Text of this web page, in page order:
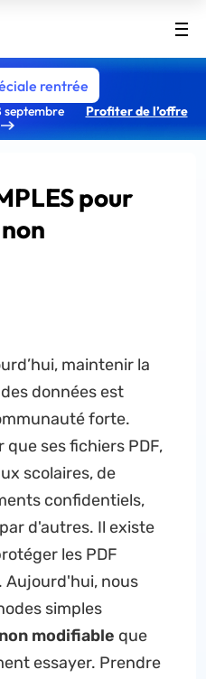
rentrée
septembre Profiter de l’offre
pour
maintenir la
données est
forte.
ses fichiers PDF,
scolaires, de
confidentiels,
d'autres. Il existe
les PDF
Aujourd'hui, nous
simples
modifiable que
essayer. Prendre